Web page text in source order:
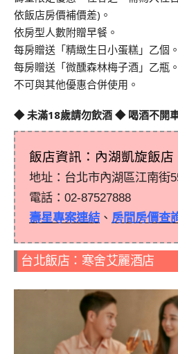
依飯店房價補價差)。
依房型人數附贈早餐。
每房贈送「精緻生日小蛋糕」乙個。
每房贈送「微醺森林梅子酒」乙瓶。
不可與其他優惠合併使用。
◆ 未滿18歲請勿飲酒 ◆ 喝酒不開
飯店資訊：內湖凱旋飯店
地址：台北市內湖區江南街
電話： 02-87527888
壽星專案連結、 房間房價查
台北飯店：寒舍艾麗酒店